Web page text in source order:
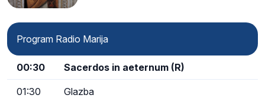
Program Radio Marija
00:30 Sacerdos in aeternum (R)
01:30 Glazba